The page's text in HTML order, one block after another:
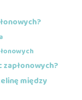
zapłonowych?
między